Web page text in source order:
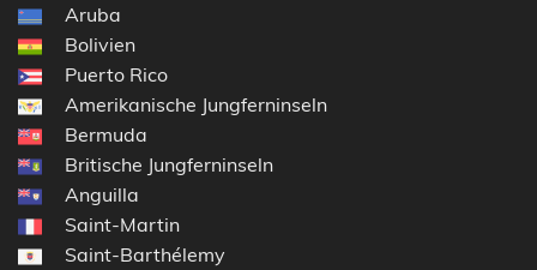
Aruba
Bolivien
Puerto Rico
Amerikanische Jungferninseln
Bermuda
Britische Jungferninseln
Anguilla
Saint-Martin
Saint-Barthélemy